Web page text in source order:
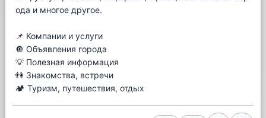
ода и многое другое.
📌 Компании и услуги
🔘 Объявления города
💡 Полезная информация
👫 Знакомства, встречи
🏕 Туризм, путешествия, отдых